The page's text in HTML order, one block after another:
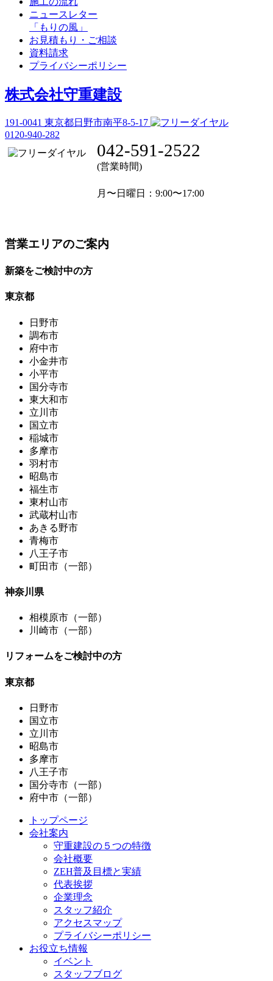
ニュースレター
「もりの風」
お見積もり・ご相談
資料請求
プライバシーポリシー
株式会社守重建設
191-0041 東京都日野市南平8-5-17
0120-940-282
042-591-2522
(営業時間)
月〜日曜日 ：9:00〜17:00
営業エリアのご案内
新築をご検討中の方
東京都
日野市
調布市
府中市
小金井市
小平市
国分寺市
東大和市
立川市
国立市
稲城市
多摩市
羽村市
昭島市
福生市
東村山市
武蔵村山市
あきる野市
青梅市
八王子市
町田市（一部）
神奈川県
相模原市（一部）
川崎市（一部）
リフォームをご検討中の方
東京都
日野市
国立市
立川市
昭島市
多摩市
八王子市
国分寺市（一部）
府中市（一部）
トップページ
会社案内
守重建設の５つの特徴
会社概要
ZEH普及目標と実績
代表挨拶
企業理念
スタッフ紹介
アクセスマップ
プライバシーポリシー
お役立ち情報
イベント
スタッフブログ